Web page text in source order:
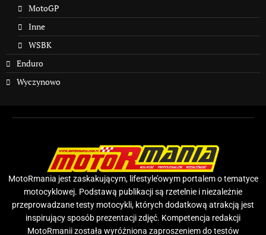
MotoGP
Inne
WSBK
Enduro
Wyczynowo
MotoRmania jest zaskakującym, lifestyle’owym portalem o tematyce
motocyklowej. Podstawą publikacji są rzetelnie i niezależnie
przeprowadzane testy motocykli, których dodatkową atrakcją jest
inspirujący sposób prezentacji zdjęć. Kompetencja redakcji
MotoRmanii została wyróżniona zaproszeniem do testów